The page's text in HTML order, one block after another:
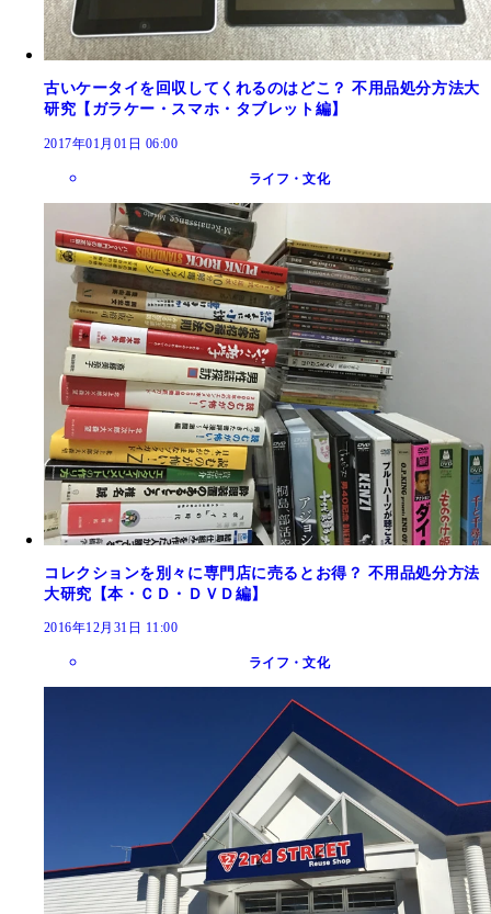
古いケータイを回収してくれるのはどこ？ 不用品処分方法大
研究【ガラケー・スマホ・タブレット編】
2017年01月01日 06:00
ライフ・文化
コレクションを別々に専門店に売るとお得？ 不用品処分方法
大研究【本・ＣＤ・ＤＶＤ編】
2016年12月31日 11:00
ライフ・文化